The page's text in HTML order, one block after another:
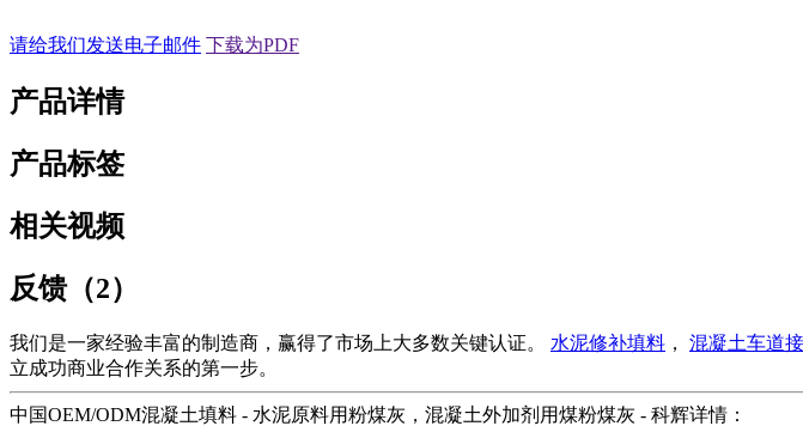
请给我们发送电子邮件 下载为PDF
产品详情
产品标签
相关视频
反馈（2）
我们是一家经验丰富的制造商，赢得了市场上大多数关键认证。 水泥修补填料 ， 混凝土车道
立成功商业合作关系的第一步。
中国OEM/ODM混凝土填料 - 水泥原料用粉煤灰，混凝土外加剂用煤粉煤灰 - 科辉详情：